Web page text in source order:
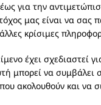
για την
μας είναι να σας
κρίσιμες
έχει σχεδιαστεί
μπορεί να συμβάλει
ακολουθούν και να